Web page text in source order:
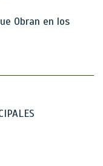
Obran en los